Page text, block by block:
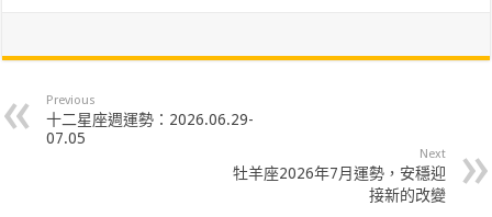
Previous
十二星座週運勢：2026.06.29-
07.05
Next
牡羊座2026年7月運勢，安穩迎
接新的改變